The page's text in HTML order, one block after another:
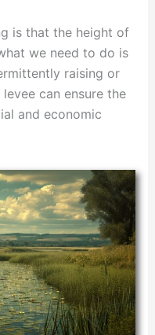
is that the height of
we need to do is
raising or
can ensure the
and economic